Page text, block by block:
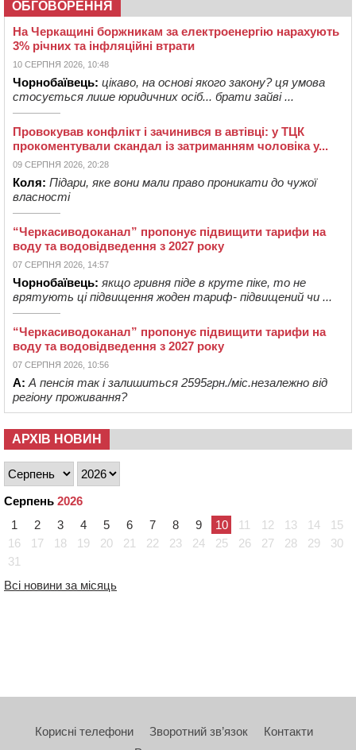
ОБГОВОРЕННЯ
На Черкащині боржникам за електроенергію нарахують
3% річних та інфляційні втрати
10 СЕРПНЯ 2026, 10:48
Чорнобаївець: цікаво, на основі якого закону? ця умова
стосується лише юридичних осіб... брати зайві ...
Провокував конфлікт і зачинився в автівці: у ТЦК
прокоментували скандал із затриманням чоловіка у...
09 СЕРПНЯ 2026, 20:28
Коля: Підари, яке вони мали право проникати до чужої
власності
“Черкасиводоканал” пропонує підвищити тарифи на
воду та водовідведення з 2027 року
07 СЕРПНЯ 2026, 14:57
Чорнобаївець: якщо гривня піде в круте піке, то не
врятують ці підвищення жоден тариф- підвищений чи ...
“Черкасиводоканал” пропонує підвищити тарифи на
воду та водовідведення з 2027 року
07 СЕРПНЯ 2026, 10:56
А: А пенсія так і залишиться 2595грн./міс.незалежно від
регіону проживання?
АРХІВ НОВИН
Серпень 2026
1
2 3 4 5 6 7 8 9 10 11 12 13 14
15
16
17 18 19 20 21 22 23 24 25 26 27 28 29
30
31
Всі новини за місяць
Корисні телефони Зворотний зв’язок
Контакти